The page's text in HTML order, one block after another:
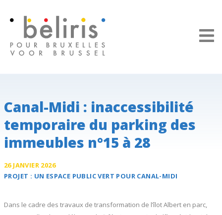
Canal-Midi : inaccessibilité
temporaire du parking des
immeubles n°15 à 28
26 JANVIER 2026
PROJET : UN ESPACE PUBLIC VERT POUR CANAL-MIDI
Dans le cadre des travaux de transformation de l’îlot Albert en parc,